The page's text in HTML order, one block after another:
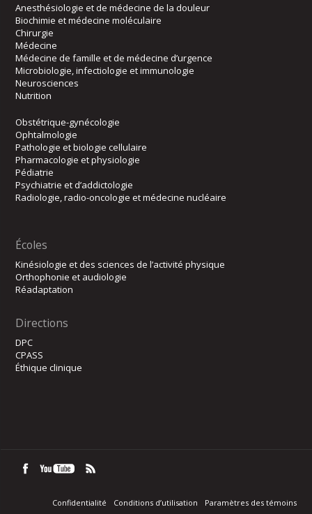
Anesthésiologie et de médecine de la douleur
Biochimie et médecine moléculaire
Chirurgie
Médecine
Médecine de famille et de médecine d’urgence
Microbiologie, infectiologie et immunologie
Neurosciences
Nutrition
Obstétrique-gynécologie
Ophtalmologie
Pathologie et biologie cellulaire
Pharmacologie et physiologie
Pédiatrie
Psychiatrie et d’addictologie
Radiologie, radio-oncologie et médecine nucléaire
Écoles
Kinésiologie et des sciences de l’activité physique
Orthophonie et audiologie
Réadaptation
Directions
DPC
CPASS
Éthique clinique
Confidentialité Conditions d’utilisation Paramètres des témoins